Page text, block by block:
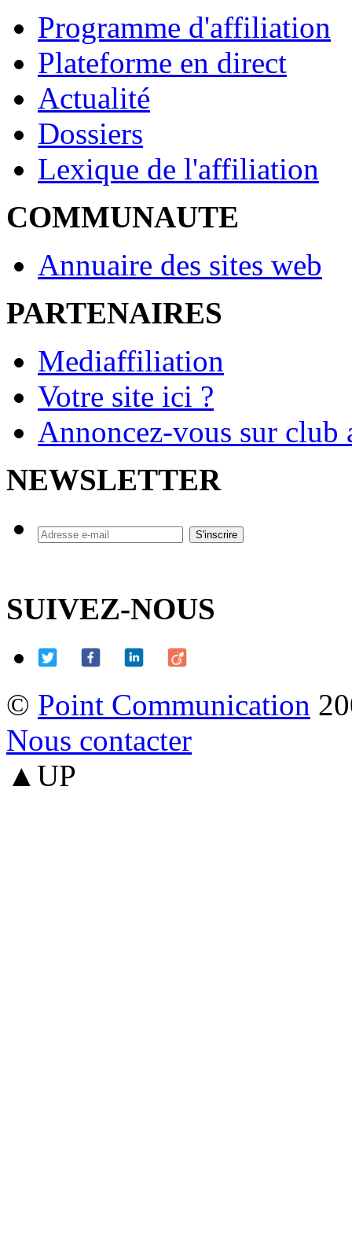
Programme d'affiliation
Plateforme en direct
Actualité
Dossiers
Lexique de l'affiliation
COMMUNAUTE
Annuaire des sites web
PARTENAIRES
Mediaffiliation
Votre site ici ?
Annoncez-vous sur
NEWSLETTER
SUIVEZ-NOUS
© Point Communication
Nous contacter
▲UP